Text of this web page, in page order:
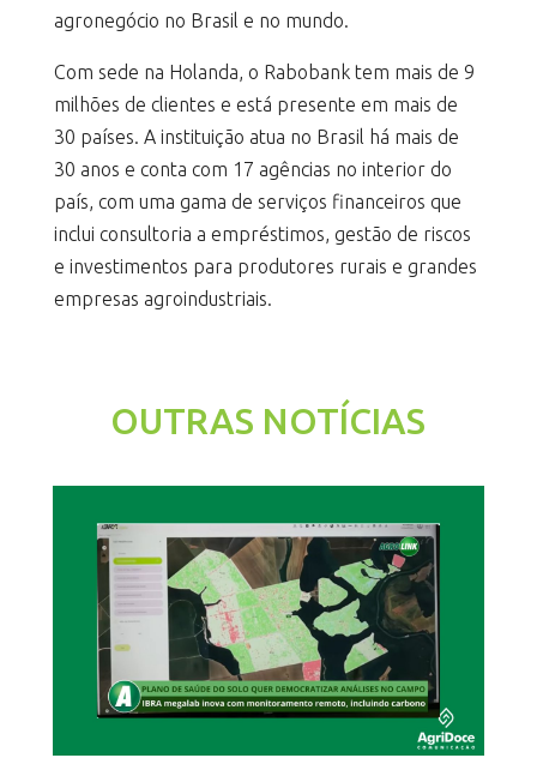
agronegócio no Brasil e no mundo.
Com sede na Holanda, o Rabobank tem mais de 9
milhões de clientes e está presente em mais de
30 países. A instituição atua no Brasil há mais de
30 anos e conta com 17 agências no interior do
país, com uma gama de serviços financeiros que
inclui consultoria a empréstimos, gestão de riscos
e investimentos para produtores rurais e grandes
empresas agroindustriais.
OUTRAS NOTÍCIAS